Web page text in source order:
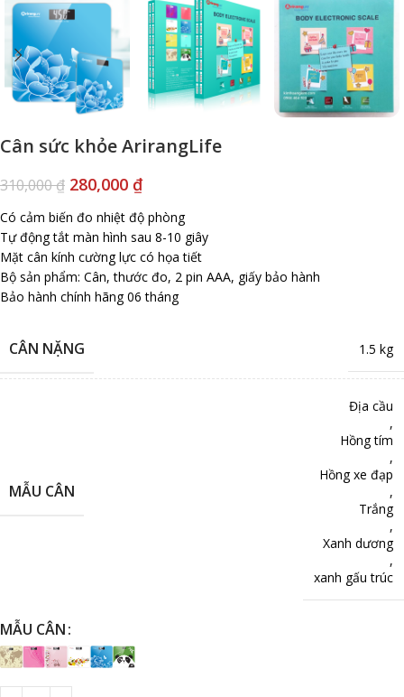
Cân sức khỏe ArirangLife
310,000₫ 280,000 ₫
Có cảm biến đo nhiệt độ phòng
Tự động tắt màn hình sau 8-10 giây
Mặt cân kính cường lực có họa tiết
Bộ sản phẩm: Cân, thước đo, 2 pin AAA, giấy bảo hành
Bảo hành chính hãng 06 tháng
CÂN NẶNG 1.5 kg
MẪU CÂN
Địa cầu
,
Hồng tím
,
Hồng xe đạp
,
Trắng
,
Xanh dương
,
xanh gấu trúc
MẪU CÂN